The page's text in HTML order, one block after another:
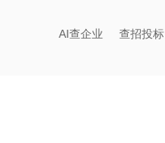
AI查企业 查招投标